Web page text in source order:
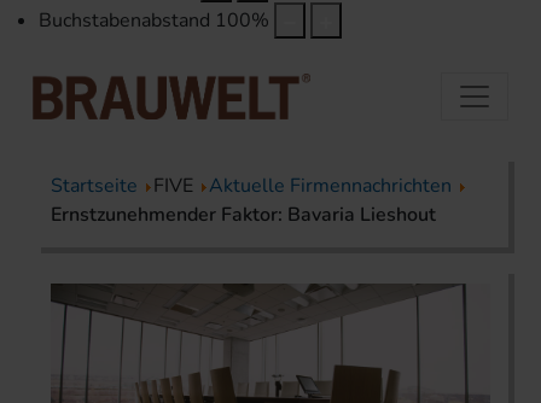
Buchstabenabstand 100%
Startseite FIVE
Aktuelle Firmennachrichten
Ernstzunehmender Faktor: Bavaria Lieshout